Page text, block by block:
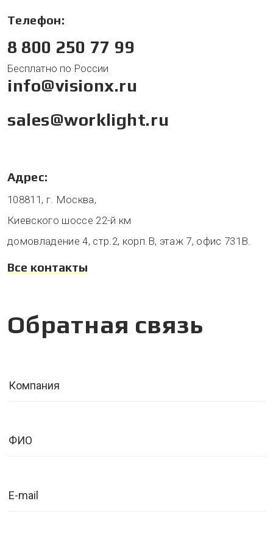
Телефон:
8 800 250 77 99
Бесплатно по России
info@visionx.ru
sales@worklight.ru
Адрес:
108811, г. Москва,
Киевского шоссе 22-й км
домовладение 4, стр.2, корп.В, этаж 7, офис 731В.
Все контакты
Обратная связь